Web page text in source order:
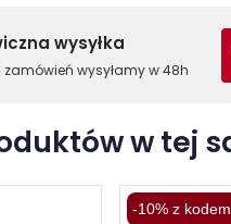
wysyłka
zamówień wysyłamy w 48h
w tej
-10% z